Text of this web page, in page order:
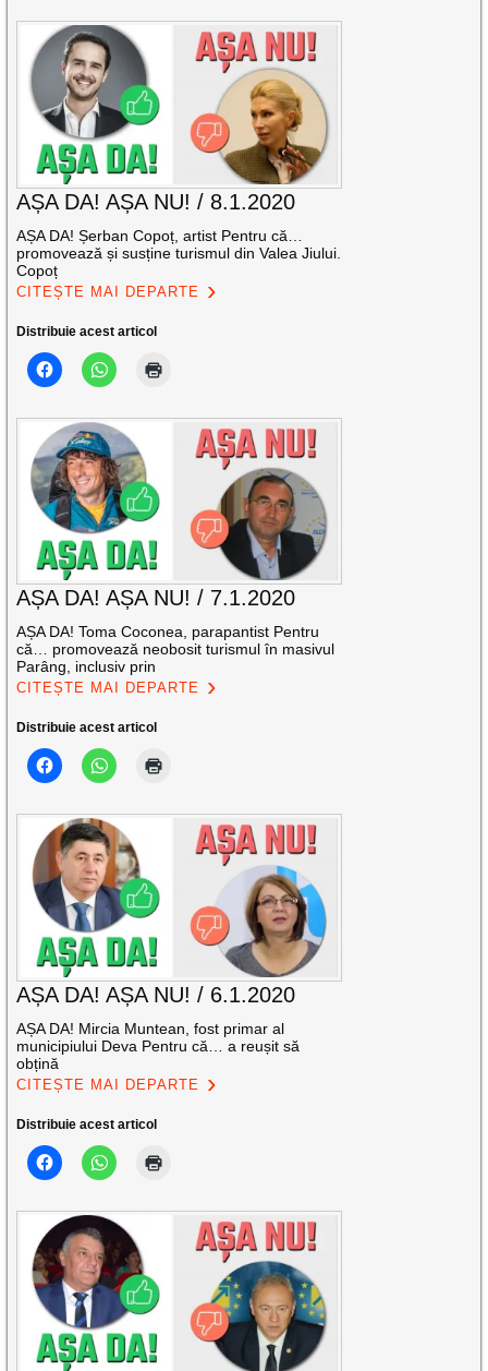
AȘA DA! AȘA NU! / 8.1.2020
AȘA DA! Șerban Copoț, artist Pentru că…
promovează și susține turismul din Valea Jiului.
Copoț
CITEȘTE MAI DEPARTE
Distribuie acest articol
AȘA DA! AȘA NU! / 7.1.2020
AȘA DA! Toma Coconea, parapantist Pentru
că… promovează neobosit turismul în masivul
Parâng, inclusiv prin
CITEȘTE MAI DEPARTE
Distribuie acest articol
AȘA DA! AȘA NU! / 6.1.2020
AȘA DA! Mircia Muntean, fost primar al
municipiului Deva Pentru că… a reușit să
obțină
CITEȘTE MAI DEPARTE
Distribuie acest articol